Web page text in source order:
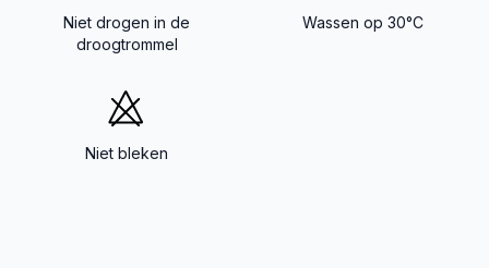
Niet drogen in de
droogtrommel
Wassen op 30°C
Niet bleken